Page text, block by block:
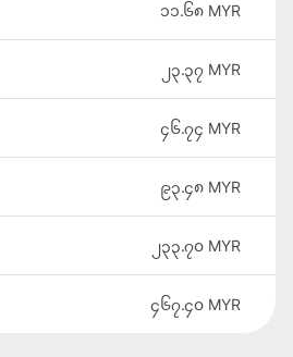
၁၁.၆၈ MYR
၂၃.၃၇ MYR
၄၆.၇၄ MYR
၉၃.၄၈ MYR
၂၃၃.၇၀ MYR
၄၆၇.၄၀ MYR